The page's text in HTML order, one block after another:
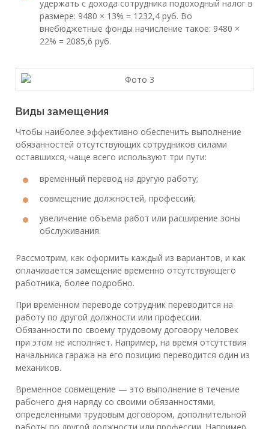
удержать с дохода сотрудника подоходный налог в
размере: 9480 × 13% = 1232,4 руб. Во
внебюджетные фонды начисление такое: 9480 ×
22% = 2085,6 руб.
Виды замещения
Чтобы наиболее эффективно обеспечить выполнение
обязанностей отсутствующих сотрудников силами
оставшихся, чаще всего используют три пути:
временный перевод на другую работу;
совмещение должностей, профессий;
увеличение объема работ или расширение зоны
обслуживания.
Рассмотрим, как оформить каждый из вариантов, и как
оплачивается замещение временно отсутствующего
работника, более подробно.
При временном переводе сотрудник переводится на
работу по другой должности или профессии.
Обязанности по своему трудовому договору человек
при этом не исполняет. Например, на время отсутствия
начальника гаража на его позицию переводится один из
механиков.
Временное совмещение — это выполнение в течение
рабочего дня наряду со своими обязанностями,
определенными трудовым договором, дополнительной